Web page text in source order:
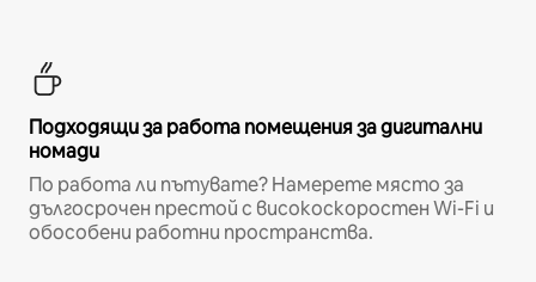
Подходящи за работа помещения за дигитални
номади
По работа ли пътувате? Намерете място за
дългосрочен престой с високоскоростен Wi-Fi и
обособени работни пространства.